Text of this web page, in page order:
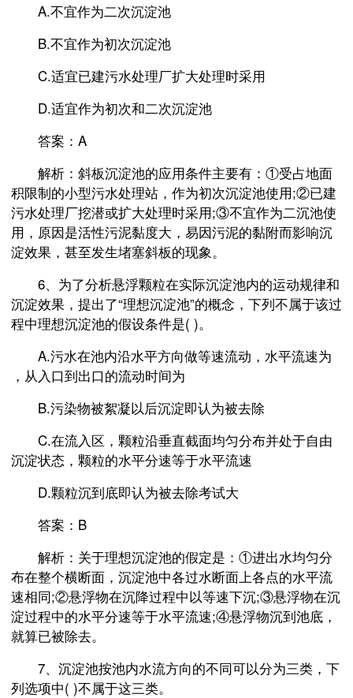
A.不宜作为二次沉淀池
B.不宜作为初次沉淀池
C.适宜已建污水处理厂扩大处理时采用
D.适宜作为初次和二次沉淀池
答案：A
解析：斜板沉淀池的应用条件主要有：①受占地面
积限制的小型污水处理站，作为初次沉淀池使用;②已建
污水处理厂挖潜或扩大处理时采用;③不宜作为二沉池使
用，原因是活性污泥黏度大，易因污泥的黏附而影响沉
淀效果，甚至发生堵塞斜板的现象。
6、为了分析悬浮颗粒在实际沉淀池内的运动规律和
沉淀效果，提出了“理想沉淀池”的概念，下列不属于该过
程中理想沉淀池的假设条件是( )。
A.污水在池内沿水平方向做等速流动，水平流速为
，从入口到出口的流动时间为
B.污染物被絮凝以后沉淀即认为被去除
C.在流入区，颗粒沿垂直截面均匀分布并处于自由
沉淀状态，颗粒的水平分速等于水平流速
D.颗粒沉到底即认为被去除考试大
答案：B
解析：关于理想沉淀池的假定是：①进出水均匀分
布在整个横断面，沉淀池中各过水断面上各点的水平流
速相同;②悬浮物在沉降过程中以等速下沉;③悬浮物在沉
淀过程中的水平分速等于水平流速;④悬浮物沉到池底，
就算已被除去。
7、沉淀池按池内水流方向的不同可以分为三类，下
列选项中( )不属于这三类。